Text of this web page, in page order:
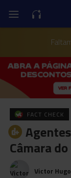
FACT CHECK
Câmara
Victor Hugo